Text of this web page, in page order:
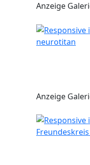
Anzeige
neurotitan
Anzeige